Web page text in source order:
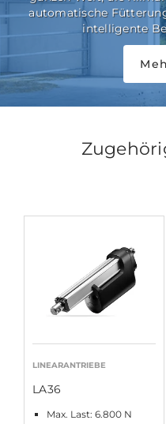
automatische
intelligente
LINEARANTRIEBE
LA36
Max. Last: 6.800 N